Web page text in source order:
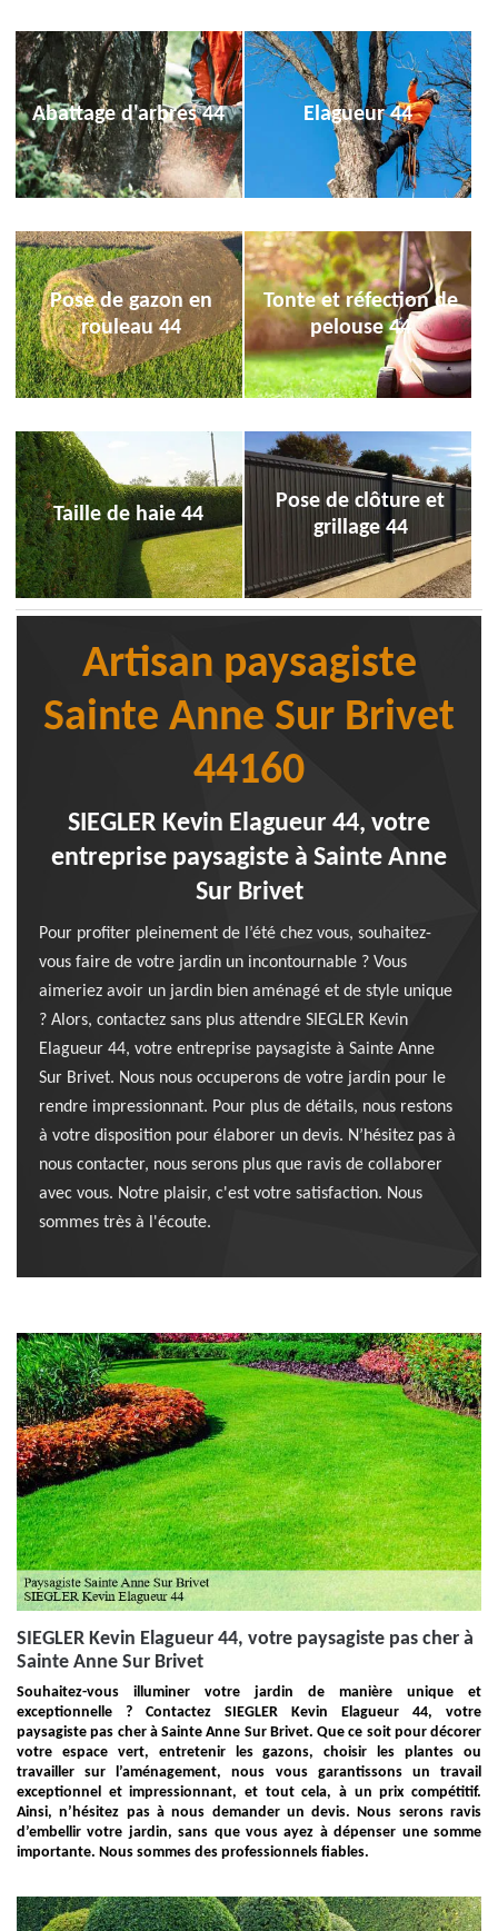
Abattage d'arbres 44 Elagueur 44
Pose de gazon en
rouleau 44
Tonte et réfection de
pelouse 44
Taille de haie 44
Pose de clôture et
grillage 44
Artisan paysagiste
Sainte Anne Sur Brivet
44160
SIEGLER Kevin Elagueur 44, votre
entreprise paysagiste à Sainte Anne
Sur Brivet
Pour profiter pleinement de l’été chez vous, souhaitez-
vous faire de votre jardin un incontournable ? Vous
aimeriez avoir un jardin bien aménagé et de style unique
? Alors, contactez sans plus attendre SIEGLER Kevin
Elagueur 44, votre entreprise paysagiste à Sainte Anne
Sur Brivet. Nous nous occuperons de votre jardin pour le
rendre impressionnant. Pour plus de détails, nous restons
à votre disposition pour élaborer un devis. N’hésitez pas à
nous contacter, nous serons plus que ravis de collaborer
avec vous. Notre plaisir, c'est votre satisfaction. Nous
sommes très à l'écoute.
SIEGLER Kevin Elagueur 44, votre paysagiste pas cher à
Sainte Anne Sur Brivet
Souhaitez-vous illuminer votre jardin de manière unique et
exceptionnelle ? Contactez SIEGLER Kevin Elagueur 44, votre
paysagiste pas cher à Sainte Anne Sur Brivet. Que ce soit pour décorer
votre espace vert, entretenir les gazons, choisir les plantes ou
travailler sur l’aménagement, nous vous garantissons un travail
exceptionnel et impressionnant, et tout cela, à un prix compétitif.
Ainsi, n’hésitez pas à nous demander un devis. Nous serons ravis
d’embellir votre jardin, sans que vous ayez à dépenser une somme
importante. Nous sommes des professionnels fiables.